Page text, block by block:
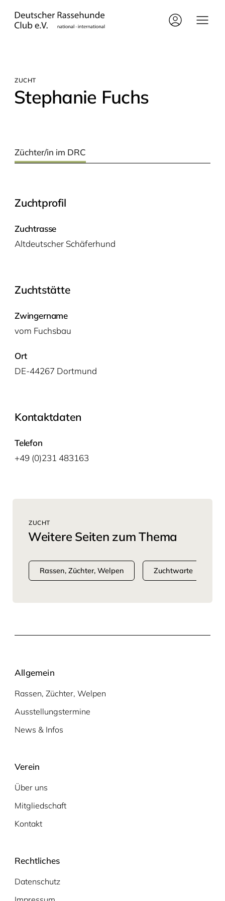
ZUCHT
Ste­pha­nie Fuchs
Züchter/in im DRC
Zuchtprofil
Zuchtrasse
Alt­deut­scher Schäferhund
Zuchtstätte
Zwingername
vom Fuchs­bau
Ort
DE-44267 Dortmund
Kontaktdaten
Telefon
+49 (0)231 483163
ZUCHT
Weitere Seiten zum Thema
Rassen, Züchter, Welpen Zuchtwarte
Allgemein
Rassen, Züchter, Welpen
Ausstellungstermine
News & Infos
Verein
Über uns
Mitgliedschaft
Kontakt
Rechtliches
Datenschutz